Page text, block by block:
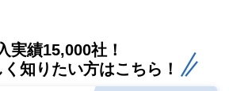
実績15,000社！
知りたい方はこちら！